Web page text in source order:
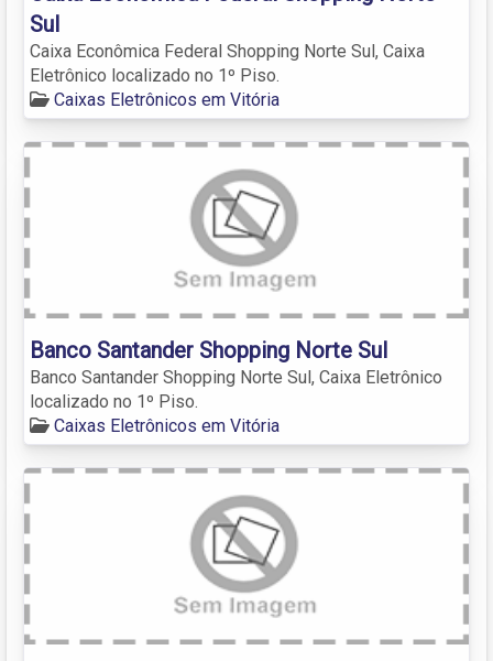
Sul
Caixa Econômica Federal Shopping Norte Sul, Caixa
Eletrônico localizado no 1º Piso.
Caixas Eletrônicos em Vitória
Banco Santander Shopping Norte Sul
Banco Santander Shopping Norte Sul, Caixa Eletrônico
localizado no 1º Piso.
Caixas Eletrônicos em Vitória